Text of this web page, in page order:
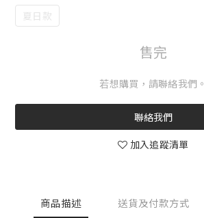
夏日款
售完
若想購買，請聯絡我們。
聯絡我們
加入追蹤清單
商品描述 送貨及付款方式